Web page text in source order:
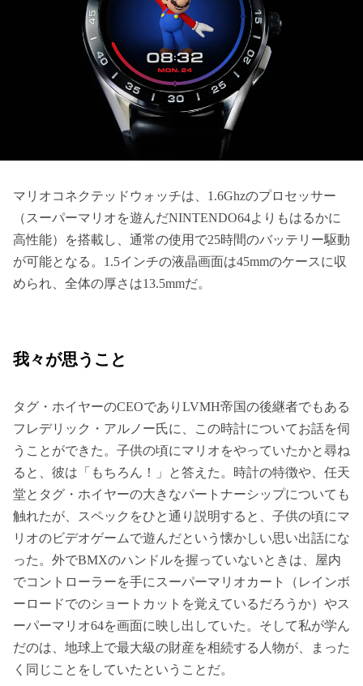
マリオコネクテッドウォッチは、1.6Ghzのプロセッサー
（スーパーマリオを遊んだNINTENDO64よりもはるかに
高性能）を搭載し、通常の使用で25時間のバッテリー駆動
が可能となる。1.5インチの液晶画面は45mmのケースに収
められ、全体の厚さは13.5mmだ。
我々が思うこと
タグ・ホイヤーのCEOでありLVMH帝国の後継者でもある
フレデリック・アルノー氏に、この時計についてお話を伺
うことができた。子供の頃にマリオをやっていたかと尋ね
ると、彼は「もちろん！」と答えた。時計の特徴や、任天
堂とタグ・ホイヤーの大きなパートナーシップについても
触れたが、スペックをひと通り説明すると、子供の頃にマ
リオのビデオゲームで遊んだという懐かしい思い出話にな
った。外でBMXのハンドルを握っていないときは、屋内
でコントローラーを手にスーパーマリオカート（レインボ
ーロードでのショートカットを覚えているだろうか）やス
ーパーマリオ64を画面に映し出していた。そして私が学ん
だのは、地球上で最大級の財産を相続する人物が、まった
く同じことをしていたということだ。